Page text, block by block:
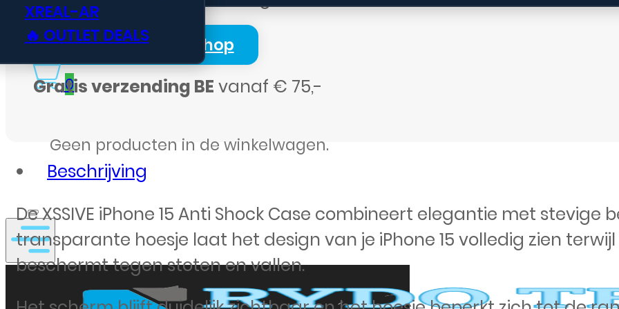
XREAL-AR
🔥 OUTLET DEALS
Login Zakelijk Webshop
0
Geen producten in de winkelwagen.
en
slank
aantal
Gratis verzending BE vanaf € 75,-
Beschrijving
De XSSIVE iPhone 15 Anti Shock Case combineert elegantie met stevige
transparante hoesje laat het design van je iPhone 15 volledig zien
beschermt tegen stoten en vallen.